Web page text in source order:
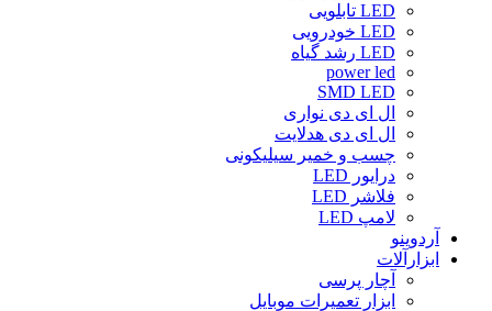
LED تابلویی
LED خودرویی
LED رشد گیاه
power led
SMD LED
ال ای دی نواری
ال ای دی هدلایت
چسب و خمیر سیلیکونی
درایور LED
فلاشر LED
لامپ LED
آردوینو
ابزارآلات
آچار پرسی
ابزار تعمیرات موبایل